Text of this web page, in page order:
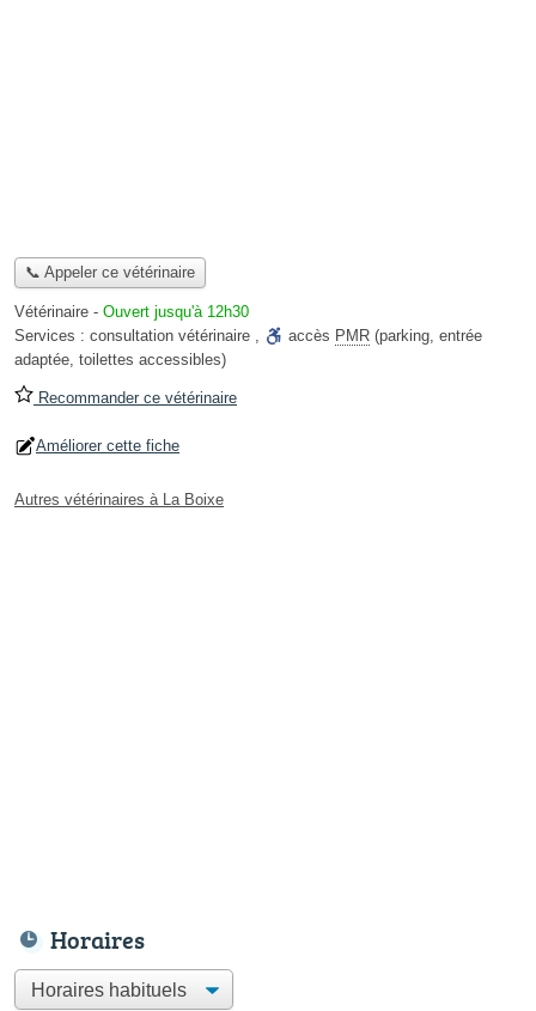
📞 Appeler ce vétérinaire
Vétérinaire - Ouvert jusqu'à 12h30
Services : consultation vétérinaire , accès PMR (parking, entrée
adaptée, toilettes accessibles)
Recommander ce vétérinaire
Améliorer cette fiche
Autres vétérinaires à La Boixe
Horaires